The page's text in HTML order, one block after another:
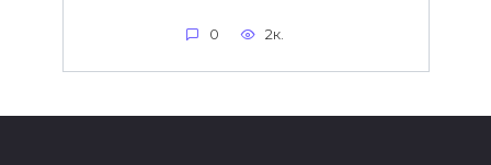
0 2к.